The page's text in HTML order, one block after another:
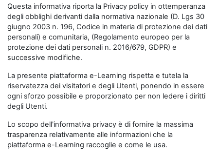
Questa informativa riporta la Privacy policy in ottemperanza
degli obblighi derivanti dalla normativa nazionale (D. Lgs 30
giugno 2003 n. 196, Codice in materia di protezione dei dati
personali) e comunitaria, (Regolamento europeo per la
protezione dei dati personali n. 2016/679, GDPR) e
successive modifiche.
La presente piattaforma e-Learning rispetta e tutela la
riservatezza dei visitatori e degli Utenti, ponendo in essere
ogni sforzo possibile e proporzionato per non ledere i diritti
degli Utenti.
Lo scopo dell'informativa privacy è di fornire la massima
trasparenza relativamente alle informazioni che la
piattaforma e-Learning raccoglie e come le usa.